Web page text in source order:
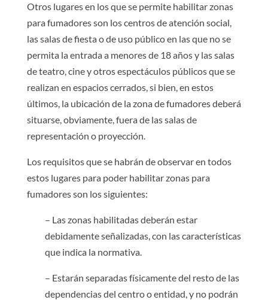
Otros lugares en los que se permite habilitar zonas
para fumadores son los centros de atención social,
las salas de fiesta o de uso público en las que no se
permita la entrada a menores de 18 años y las salas
de teatro, cine y otros espectáculos públicos que se
realizan en espacios cerrados, si bien, en estos
últimos, la ubicación de la zona de fumadores deberá
situarse, obviamente, fuera de las salas de
representación o proyección.
Los requisitos que se habrán de observar en todos
estos lugares para poder habilitar zonas para
fumadores son los siguientes:
– Las zonas habilitadas deberán estar
debidamente señalizadas, con las características
que indica la normativa.
– Estarán separadas físicamente del resto de las
dependencias del centro o entidad, y no podrán